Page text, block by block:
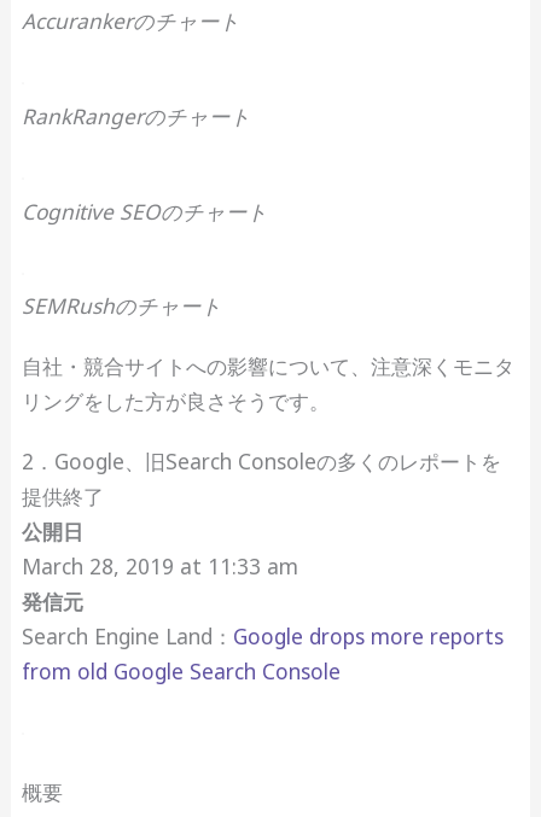
Accurankerのチャート
RankRangerのチャート
Cognitive SEOのチャート
SEMRushのチャート
自社・競合サイトへの影響について、注意深くモニタ
リングをした方が良さそうです。
2．Google、旧Search Consoleの多くのレポートを
提供終了
公開日
March 28, 2019 at 11:33 am
発信元
Search Engine Land： Google drops more reports
from old Google Search Console
概要